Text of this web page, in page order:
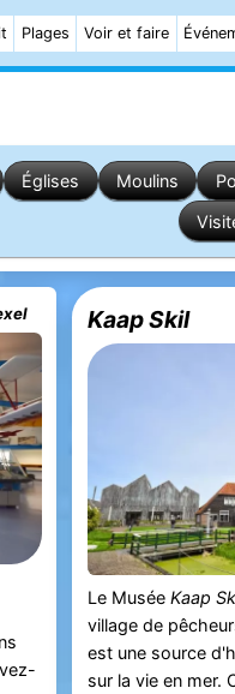
Plages Voir et faire
Églises Moulins
Kaap Skil
Le Musée Kaap
village de
est une source
sur la vie en mer.